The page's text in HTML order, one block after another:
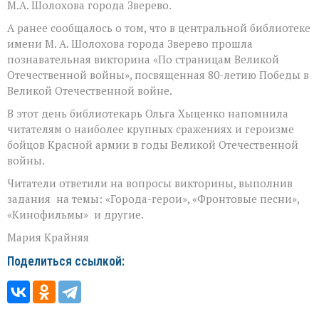
М.А. Шолохова города Зверево.
А ранее сообщалось о том, что в центральной библиотеке
имени М. А. Шолохова города Зверево прошла
познавательная викторина «По страницам Великой
Отечественной войны», посвященная 80-летию Победы в
Великой Отечественной войне.
В этот день библиотекарь Ольга Хыценко напомнила
читателям о наиболее крупных сражениях и героизме
бойцов Красной армии в годы Великой Отечественной
войны.
Читатели ответили на вопросы викторины, выполнив
задания на темы: «Города-герои», «Фронтовые песни»,
«Кинофильмы» и другие.
Мария Крайняя
Поделиться ссылкой: